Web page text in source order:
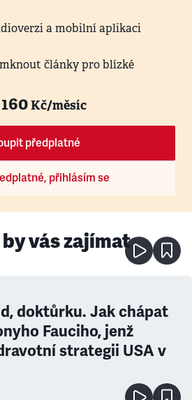
a mobilní aplikaci
články pro blízké
160Kč/měsíc
předplatné
přihlásím se
vás zajímat
doktůrku. Jak chápat
Fauciho, jenž
strategii USA v